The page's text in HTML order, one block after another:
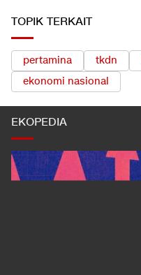
TOPIK TERKAIT
pertamina tkdn
ekonomi nasional
EKOPEDIA